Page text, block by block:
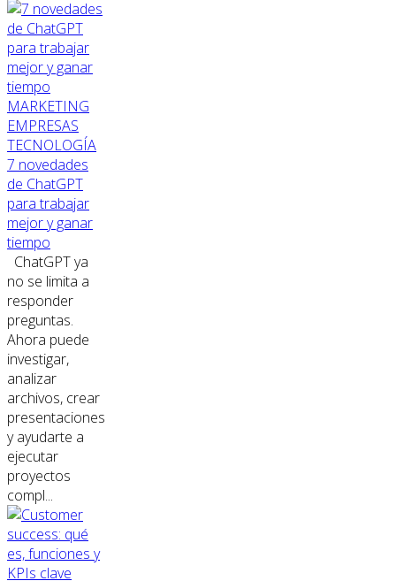
MARKETING
EMPRESAS
TECNOLOGÍA
7 novedades
de ChatGPT
para trabajar
mejor y ganar
tiempo
ChatGPT ya
no se limita a
responder
preguntas.
Ahora puede
investigar,
analizar
archivos, crear
presentaciones
y ayudarte a
ejecutar
proyectos
compl...